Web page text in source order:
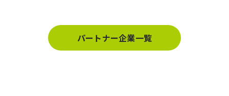
パートナー企業一覧